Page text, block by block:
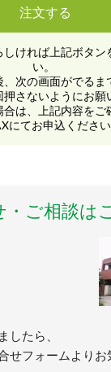
ければ上記ボタン
い。
、次の画面がでる
さないようにお願
は、上記内容をご
にてお申込ください
・ご相談は
したら、
せフォームよりお